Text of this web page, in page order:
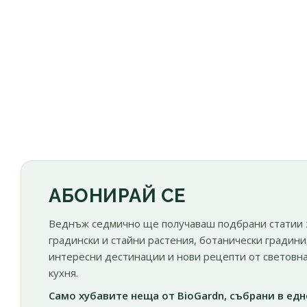
АБОНИРАЙ СЕ
Веднъж седмично ще получаваш подбрани статии
градински и стайни растения, ботанически
интересни дестинации и нови рецепти от
кухня.
Само хубавите неща от BioGardn, събрани в